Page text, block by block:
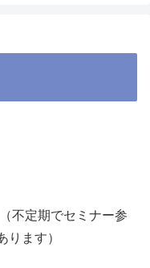
不定期でセミナー参
ります）